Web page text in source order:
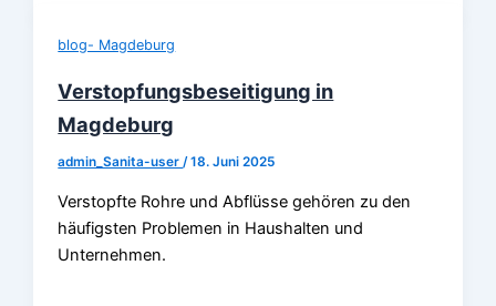
blog- Magdeburg
Verstopfungsbeseitigung in
Magdeburg
admin_Sanita-user/18. Juni 2025
Verstopfte Rohre und Abflüsse gehören zu den
häufigsten Problemen in Haushalten und
Unternehmen.